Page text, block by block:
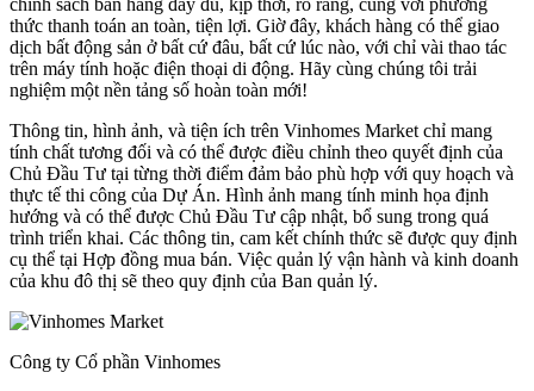
chính sách bán hàng đầy đủ, kịp thời, rõ ràng, cùng với phương
thức thanh toán an toàn, tiện lợi. Giờ đây, khách hàng có thể giao
dịch bất động sản ở bất cứ đâu, bất cứ lúc nào, với chỉ vài thao tác
trên máy tính hoặc điện thoại di động. Hãy cùng chúng tôi trải
nghiệm một nền tảng số hoàn toàn mới!
Thông tin, hình ảnh, và tiện ích trên Vinhomes Market chỉ mang
tính chất tương đối và có thể được điều chỉnh theo quyết định của
Chủ Đầu Tư tại từng thời điểm đảm bảo phù hợp với quy hoạch và
thực tế thi công của Dự Án. Hình ảnh mang tính minh họa định
hướng và có thể được Chủ Đầu Tư cập nhật, bổ sung trong quá
trình triển khai. Các thông tin, cam kết chính thức sẽ được quy định
cụ thể tại Hợp đồng mua bán. Việc quản lý vận hành và kinh doanh
của khu đô thị sẽ theo quy định của Ban quản lý.
Công ty Cổ phần Vinhomes